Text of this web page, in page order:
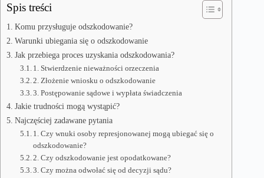
Spis treści
Komu przysługuje odszkodowanie?
Warunki ubiegania się o odszkodowanie
Jak przebiega proces uzyskania odszkodowania?
1. Stwierdzenie nieważności orzeczenia
2. Złożenie wniosku o odszkodowanie
3. Postępowanie sądowe i wypłata świadczenia
Jakie trudności mogą wystąpić?
Najczęściej zadawane pytania
1. Czy wnuki osoby represjonowanej mogą ubiegać się o
odszkodowanie?
2. Czy odszkodowanie jest opodatkowane?
3. Czy można odwołać się od decyzji sądu?